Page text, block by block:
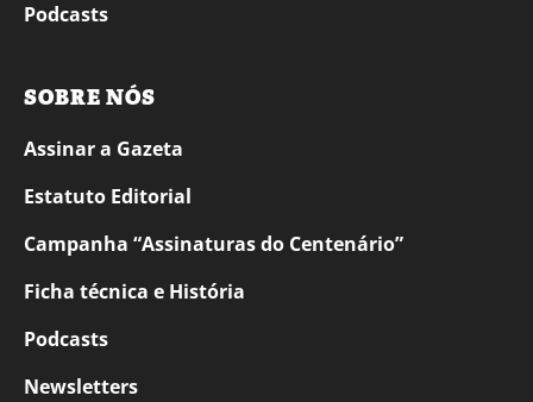
Podcasts
SOBRE NÓS
Assinar a Gazeta
Estatuto Editorial
Campanha “Assinaturas do Centenário”
Ficha técnica e História
Podcasts
Newsletters